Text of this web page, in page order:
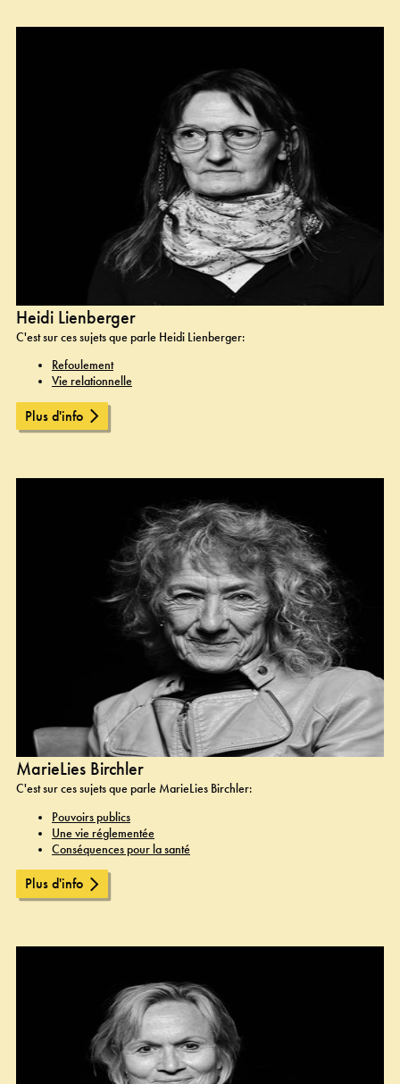
Heidi Lienberger
C'est sur ces sujets que parle Heidi Lienberger:
Refoulement
Vie relationnelle
Plus d'info
MarieLies Birchler
C'est sur ces sujets que parle MarieLies Birchler:
Pouvoirs publics
Une vie réglementée
Conséquences pour la santé
Plus d'info